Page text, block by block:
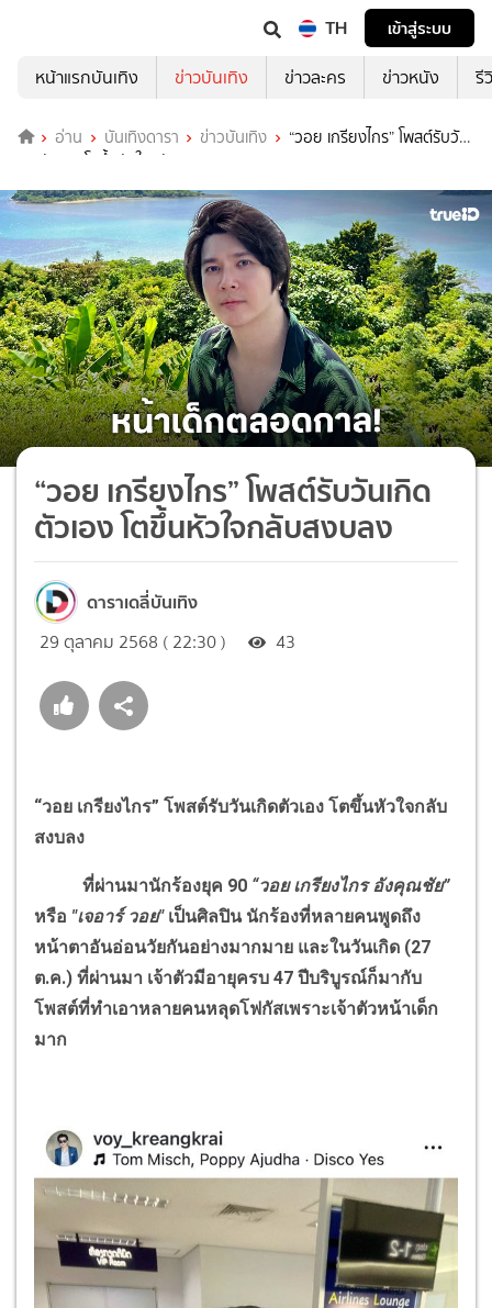
TH
เข้าสู่ระบบ
หน้าแรกบันเทิง
ข่าวบันเทิง ข่าวละคร ข่าวหนัง รี
อ่าน บันเทิงดารา ข่าวบันเทิง
“วอย เกรียงไกร” โพสต์รับวัน
เกิดตัวเอง โตขึ้นหัวใจกลับสงบลง
“วอย เกรียงไกร” โพสต์รับวันเกิด
ตัวเอง โตขึ้นหัวใจกลับสงบลง
ดาราเดลี่บันเทิง
29 ตุลาคม 2568 ( 22:30 ) 43
“วอย เกรียงไกร” โพสต์รับวันเกิดตัวเอง โตขึ้นหัวใจกลับ
สงบลง
ที่ผ่านมานักร้องยุค 90 “วอย เกรียงไกร อังคุณชัย”
หรือ "เจอาร์ วอย" เป็นศิลปิน นักร้องที่หลายคนพูดถึง
หน้าตาอันอ่อนวัยกันอย่างมากมาย และในวันเกิด (27
ต.ค.) ที่ผ่านมา เจ้าตัวมีอายุครบ 47 ปีบริบูรณ์ก็มากับ
โพสต์ที่ทำเอาหลายคนหลุดโฟกัสเพราะเจ้าตัวหน้าเด็ก
มาก